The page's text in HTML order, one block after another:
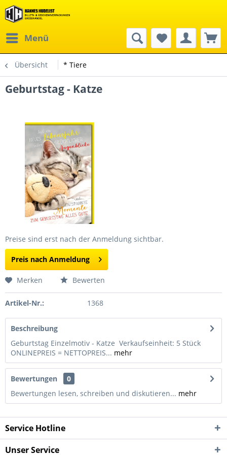
Menü
Übersicht * Tiere
Geburtstag - Katze
Preise sind erst nach der Anmeldung sichtbar.
Preis nach Anmeldung
Merken Bewerten
Artikel-Nr.: 1368
Beschreibung
Geburtstag Einzelmotiv - Katze Verkaufseinheit: 5 Stück
ONLINEPREIS = NETTOPREIS... mehr
Bewertungen
0
Bewertungen lesen, schreiben und diskutieren... mehr
Service Hotline
Unser Service